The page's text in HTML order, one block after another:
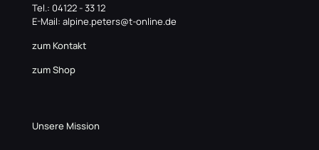
Tel.: 04122 - 33 12
E-Mail: alpine.peters@t-online.de
zum Kontakt
zum Shop
Unsere Mission